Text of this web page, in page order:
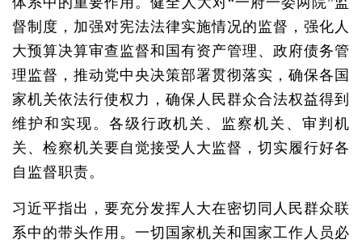
督制度，加强对宪法法律实施情况的监督，强化人
大预算决算审查监督和国有资产管理、政府债务管
理监督，推动党中央决策部署贯彻落实，确保各国
家机关依法行使权力，确保人民群众合法权益得到
维护和实现。各级行政机关、监察机关、审判机
关、检察机关要自觉接受人大监督，切实履行好各
自监督职责。
习近平指出，要充分发挥人大在密切同人民群众联
系中的带头作用。一切国家机关和国家工作人员必